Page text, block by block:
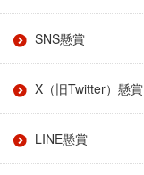
SNS懸賞
X（旧Twitter）懸賞
LINE懸賞